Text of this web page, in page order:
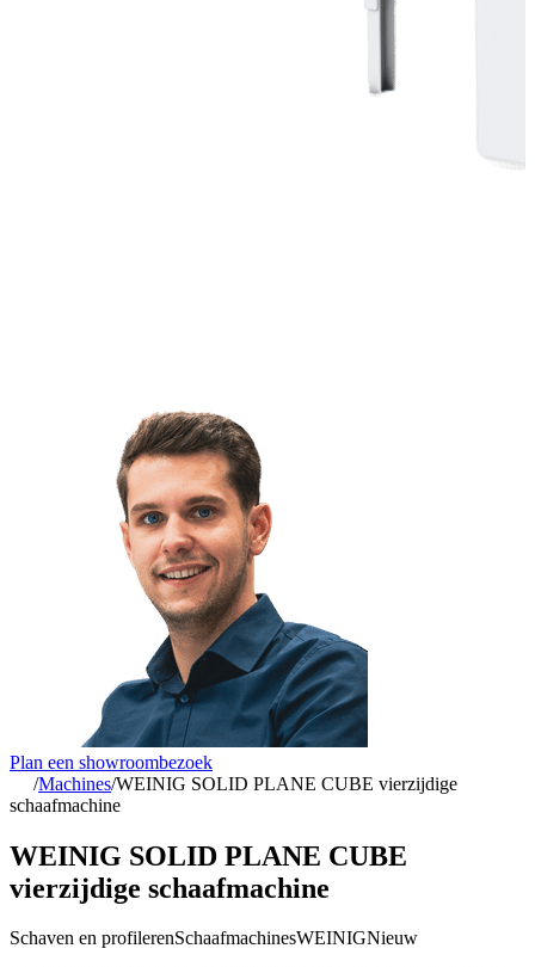
Plan een showroombezoek
/Machines/WEINIG SOLID PLANE CUBE vierzijdige
schaafmachine
WEINIG SOLID PLANE CUBE
vierzijdige schaafmachine
Schaven en profilerenSchaafmachinesWEINIGNieuw